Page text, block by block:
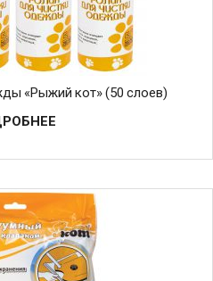
«Рыжий кот» (50 слоев)